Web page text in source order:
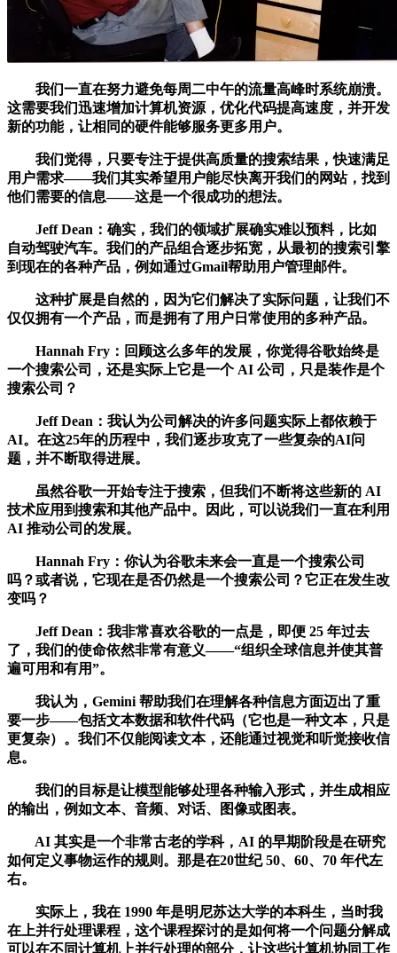
我们一直在努力避免每周二中午的流量高峰时系统崩溃。
这需要我们迅速增加计算机资源，优化代码提高速度，并开发
新的功能，让相同的硬件能够服务更多用户。
我们觉得，只要专注于提供高质量的搜索结果，快速满足
用户需求——我们其实希望用户能尽快离开我们的网站，找到
他们需要的信息——这是一个很成功的想法。
Jeff Dean：确实，我们的领域扩展确实难以预料，比如
自动驾驶汽车。我们的产品组合逐步拓宽，从最初的搜索引擎
到现在的各种产品，例如通过Gmail帮助用户管理邮件。
这种扩展是自然的，因为它们解决了实际问题，让我们不
仅仅拥有一个产品，而是拥有了用户日常使用的多种产品。
Hannah Fry：回顾这么多年的发展，你觉得谷歌始终是
一个搜索公司，还是实际上它是一个 AI 公司，只是装作是个
搜索公司？
Jeff Dean：我认为公司解决的许多问题实际上都依赖于
AI。在这25年的历程中，我们逐步攻克了一些复杂的AI问
题，并不断取得进展。
虽然谷歌一开始专注于搜索，但我们不断将这些新的 AI
技术应用到搜索和其他产品中。因此，可以说我们一直在利用
AI 推动公司的发展。
Hannah Fry：你认为谷歌未来会一直是一个搜索公司
吗？或者说，它现在是否仍然是一个搜索公司？它正在发生改
变吗？
Jeff Dean：我非常喜欢谷歌的一点是，即便 25 年过去
了，我们的使命依然非常有意义——“组织全球信息并使其普
遍可用和有用”。
我认为，Gemini 帮助我们在理解各种信息方面迈出了重
要一步——包括文本数据和软件代码（它也是一种文本，只是
更复杂）。我们不仅能阅读文本，还能通过视觉和听觉接收信
息。
我们的目标是让模型能够处理各种输入形式，并生成相应
的输出，例如文本、音频、对话、图像或图表。
AI 其实是一个非常古老的学科，AI 的早期阶段是在研究
如何定义事物运作的规则。那是在20世纪 50、60、70 年代左
右。
实际上，我在 1990 年是明尼苏达大学的本科生，当时我
在上并行处理课程，这个课程探讨的是如何将一个问题分解成
可以在不同计算机上并行处理的部分，让这些计算机协同工作